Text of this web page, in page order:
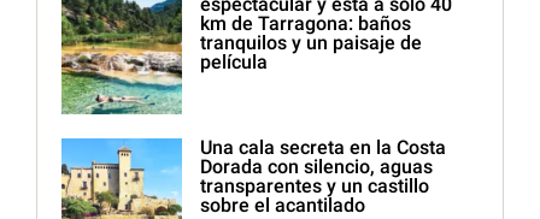
km de Tarragona: baños
tranquilos y un paisaje de
película
Una cala secreta en la Costa
Dorada con silencio, aguas
transparentes y un castillo
sobre el acantilado